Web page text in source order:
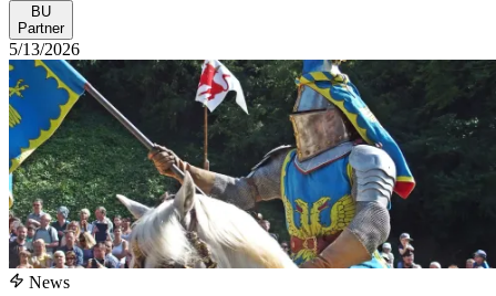
BU
Partner
5/13/2026
News